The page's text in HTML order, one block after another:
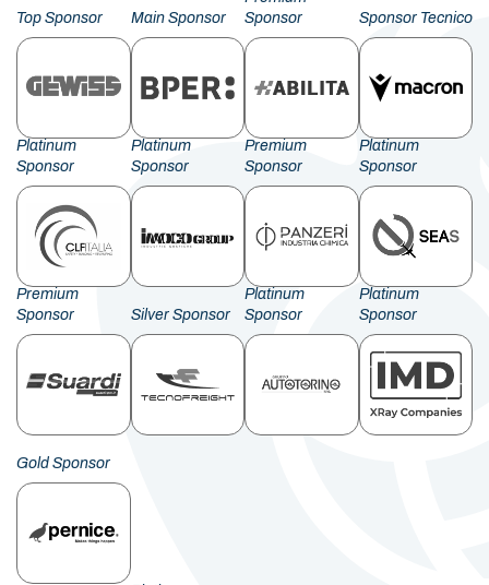
Top Sponsor Main Sponsor
Sponsor
Sponsor Tecnico
Platinum
Sponsor
Platinum
Sponsor
Premium
Sponsor
Platinum
Sponsor
Premium
Sponsor
Silver Sponsor
Platinum
Sponsor
Platinum
Sponsor
Gold Sponsor